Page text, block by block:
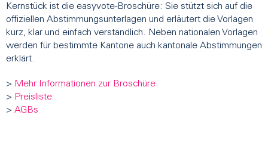
Kernstück ist die easyvote-Broschüre: Sie stützt sich auf die
offiziellen Abstimmungsunterlagen und erläutert die Vorlagen
kurz, klar und einfach verständlich. Neben nationalen Vorlagen
werden für bestimmte Kantone auch kantonale Abstimmungen
erklärt.
> Mehr Informationen zur Broschüre
> Preisliste
> AGBs